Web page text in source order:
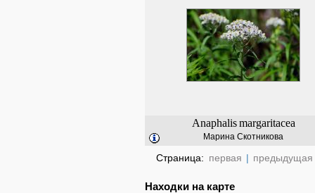
Anaphalis margaritacea
Марина Скотникова
Страница: первая | предыдущая
Находки на карте